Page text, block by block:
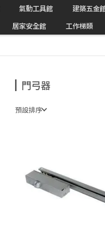
氣動工具館 建築五金
居家安全館 工作梯類
門弓器
預設排序